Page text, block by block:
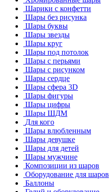
Шарики с конфетти
Шары без рисунка
Шары буквы
Шары звезды
Шары круг
Шары под потолок
Шары с перьями
Шары с рисунком
Шары сердце
Шары сфера 3D
Шары фигуры
Шары цифры
Шары ШДМ
Для кого
Шары влюбленным
Шары девушке
Шары для детей
Шары мужчине
Композиции из шаров
Оборудование для шаров
Баллоны